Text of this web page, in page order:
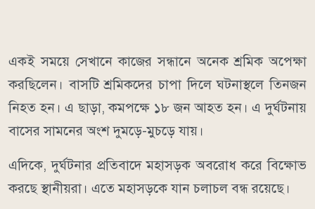
একই সময়ে সেখানে কাজের সন্ধানে অনেক শ্রমিক অপেক্ষা
করছিলেন। বাসটি শ্রমিকদের চাপা দিলে ঘটনাস্থলে তিনজন
নিহত হন। এ ছাড়া, কমপক্ষে ১৮ জন আহত হন। এ দুর্ঘটনায়
বাসের সামনের অংশ দুমড়ে-মুচড়ে যায়।
এদিকে, দুর্ঘটনার প্রতিবাদে মহাসড়ক অবরোধ করে বিক্ষোভ
করছে স্থানীয়রা। এতে মহাসড়কে যান চলাচল বন্ধ রয়েছে।